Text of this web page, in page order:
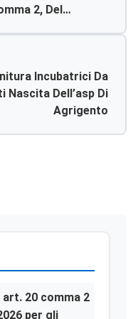
2, Del
Incubatrici Da
Nascita Dell’asp Di
Agrigento
art. 20 comma 2
per gli